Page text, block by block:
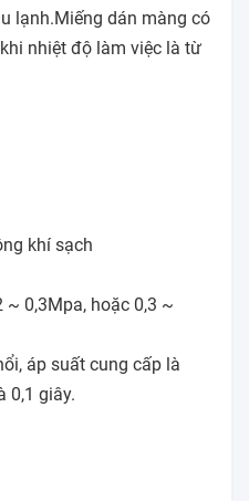
lạnh.Miếng dán màng có
nhiệt độ làm việc là từ
khí sạch
0,3Mpa, hoặc 0,3 ~
áp suất cung cấp là
0,1 giây.